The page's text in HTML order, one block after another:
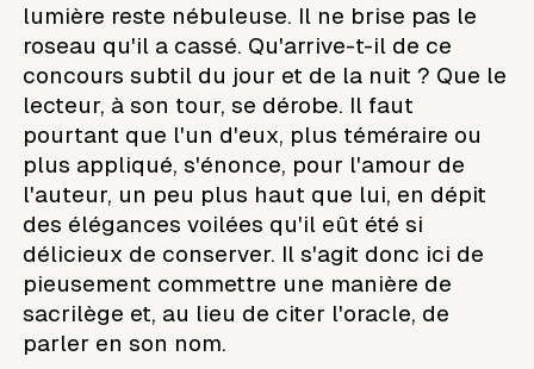
lumière reste nébuleuse. Il ne brise pas le
roseau qu'il a cassé. Qu'arrive-t-il de ce
concours subtil du jour et de la nuit ? Que le
lecteur, à son tour, se dérobe. Il faut
pourtant que l'un d'eux, plus téméraire ou
plus appliqué, s'énonce, pour l'amour de
l'auteur, un peu plus haut que lui, en dépit
des élégances voilées qu'il eût été si
délicieux de conserver. Il s'agit donc ici de
pieusement commettre une manière de
sacrilège et, au lieu de citer l'oracle, de
parler en son nom.